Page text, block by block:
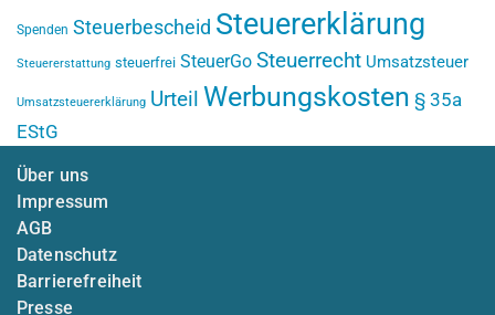
Spenden Steuerbescheid Steuererklärung
Steuererstattung steuerfrei SteuerGo Steuerrecht Umsatzsteuer
Umsatzsteuererklärung Urteil Werbungskosten § 35a
EStG
Über uns
Impressum
AGB
Datenschutz
Barrierefreiheit
Presse